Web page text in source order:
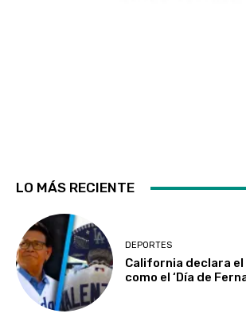
LO MÁS RECIENTE
DEPORTES
California declara el
como el ‘Día de